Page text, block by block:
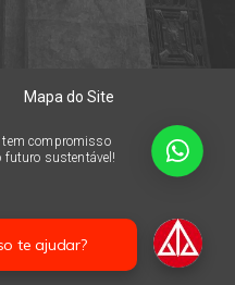
Mapa do Site
tem compromisso
futuro sustentável!